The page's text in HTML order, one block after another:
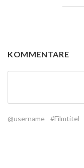
KOMMENTARE
@username #Filmtitel